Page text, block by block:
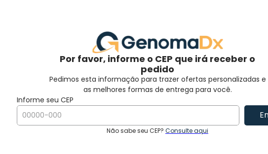
Single Prov Frasco C/ 500 Ml -
Newprov- NEWPROV
Red Ion 500 Ml Bsa -
FRESENIUS
Por favor, informe o CEP que irá receber o
pedido
Pedimos esta informação para trazer ofertas personalizadas e
as melhores formas de entrega para você.
Não sabe seu CEP? Consulte aqui
Por favor, informe o CEP que irá receber o
pedido
Pedimos esta informação para trazer ofertas personalizadas e
as melhores formas de entrega para você.
Não sabe seu CEP? Consulte aqui